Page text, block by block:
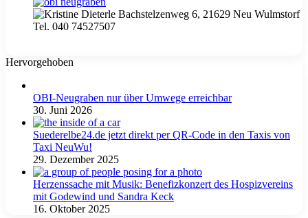
Hervorgehoben
OBI-Neugraben nur über Umwege erreichbar
30. Juni 2026
Suederelbe24.de jetzt direkt per QR-Code in den Taxis von
Taxi NeuWu!
29. Dezember 2025
Herzenssache mit Musik: Benefizkonzert des Hospizvereins
mit Godewind und Sandra Keck
16. Oktober 2025